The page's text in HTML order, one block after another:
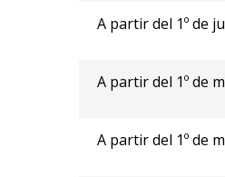
A partir del 1º de
A partir del 1º de
A partir del 1º de